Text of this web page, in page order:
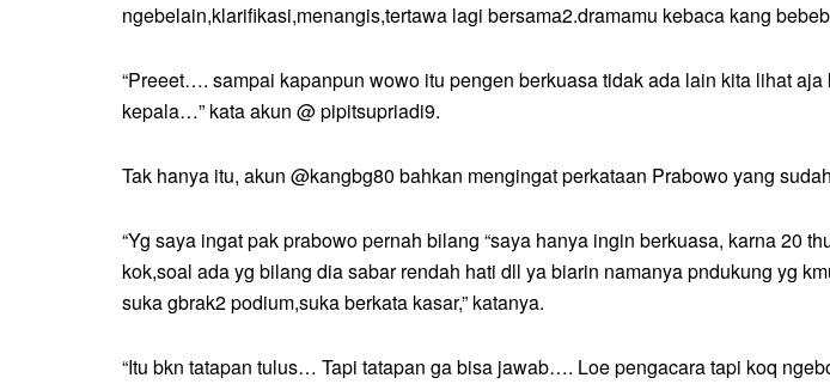
ngebelain,klarifikasi,menangis,tertawa lagi bersama2.dramamu kebaca kang
“Preeet…. sampai kapanpun wowo itu pengen berkuasa tidak ada lain kita lihat
kepala…” kata akun @ pipitsupriadi9.
Tak hanya itu, akun @kangbg80 bahkan mengingat perkataan Prabowo yang
“Yg saya ingat pak prabowo pernah bilang “saya hanya ingin berkuasa, karna 20
kok,soal ada yg bilang dia sabar rendah hati dll ya biarin namanya pndukung yg
suka gbrak2 podium,suka berkata kasar,” katanya.
“Itu bkn tatapan tulus… Tapi tatapan ga bisa jawab…. Loe pengacara tapi koq